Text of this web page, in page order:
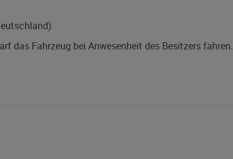
das Fahrzeug bei Anwesenheit des Besitzers fahren.